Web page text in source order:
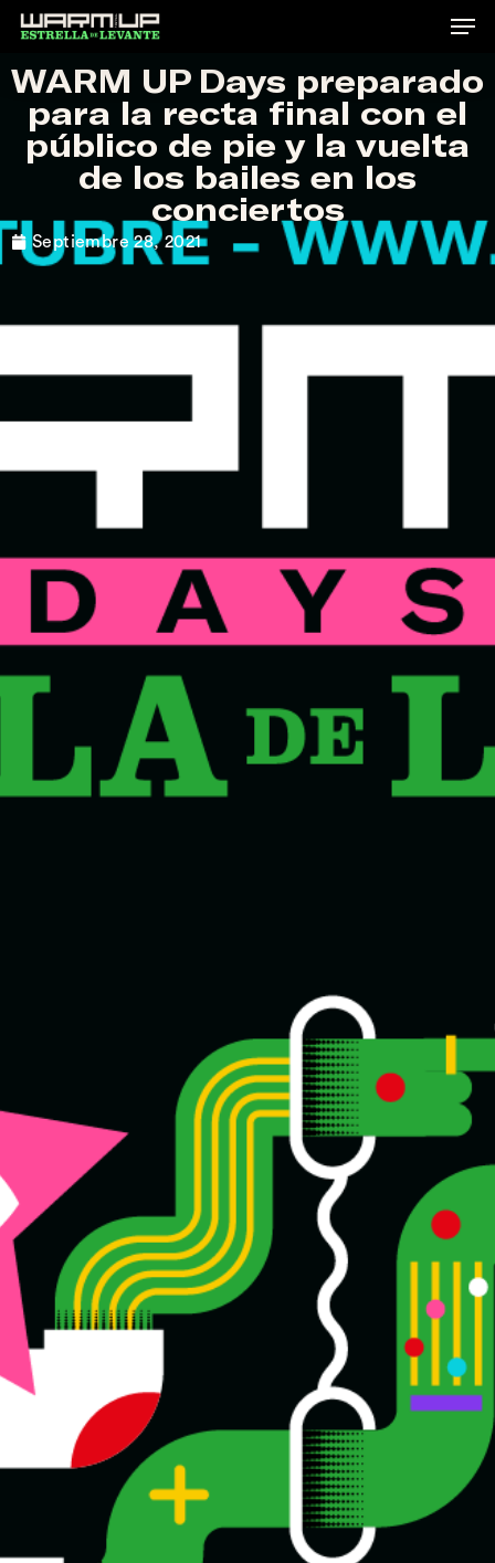
Skip
main
content
WARM UP Days preparado
para la recta final con el
público de pie y la vuelta
de los bailes en los
conciertos
Septiembre 28, 2021